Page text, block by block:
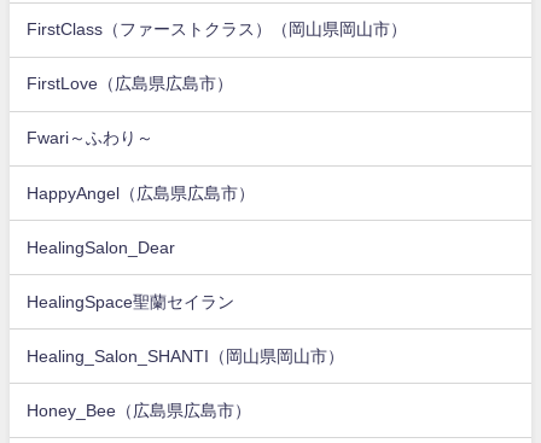
FirstClass（ファーストクラス）（岡山県岡山市）
FirstLove（広島県広島市）
Fwari～ふわり～
HappyAngel（広島県広島市）
HealingSalon_Dear
HealingSpace聖蘭セイラン
Healing_Salon_SHANTI（岡山県岡山市）
Honey_Bee（広島県広島市）